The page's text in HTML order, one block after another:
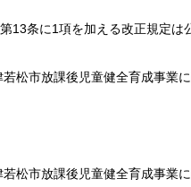
13条に1項を加える改正規定
松市放課後児童健全育成事業
松市放課後児童健全育成事業